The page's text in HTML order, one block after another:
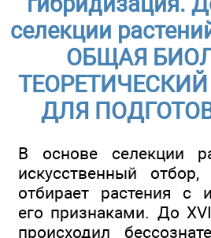
селекции
ОБЩАЯ
ДЛЯ
В основе селекции
искусственный отбор,
отбирает растения с
его признаками. До
происходил